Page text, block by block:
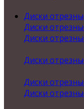
Диски
Диски
Диски
Диски
Диски
Диски